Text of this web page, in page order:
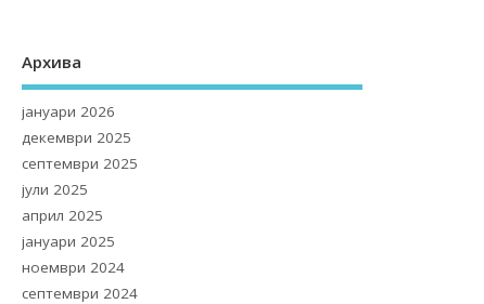
Архива
јануари 2026
декември 2025
септември 2025
јули 2025
април 2025
јануари 2025
ноември 2024
септември 2024